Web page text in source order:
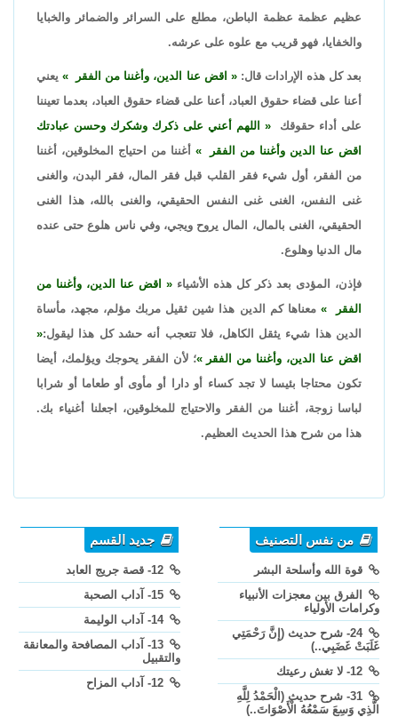
عظيم عظمة عظمة الباطن، مطلع على السرائر والضمائر والخبايا
والخفايا، فهو قريب مع علوه على عرشه.
بعد كل هذه الإرادات قال: اقض عنا الدين، وأغننا من الفقر
يعني
أعنا على قضاء حقوق العباد، أعنا على قضاء حقوق العباد، بعدما تعيننا
على أداء حقوقك
اللهم أعني على ذكرك وشكرك وحسن عبادتك
اقض عنا الدين وأغننا من الفقر
أغننا من احتياج المخلوقين، أغننا
من الفقر، أول شيء فقر القلب قبل فقر المال، فقر البدن، والغنى
غنى النفس، الغنى غنى النفس الحقيقي، والغنى بالله، هذا الغنى
الحقيقي، الغنى بالمال، المال يروح ويجي، وفي ناس هلوع حتى عنده
مال الدنيا وهلوع.
فإذن، المؤدى بعد ذكر كل هذه الأشياء
اقض عنا الدين، وأغننا من
الفقر
معناها كم الدين هذا شين ثقيل مربك مؤلم، مجهد، مأساة
الدين هذا شيء يثقل الكاهل، فلا تتعجب أنه حشد كل هذا ليقول:
اقض عنا الدين، وأغننا من الفقر ؛ لأن الفقر يحوجك ويؤلمك، أيضا
تكون محتاجا بئيسا لا تجد كساء أو دارا أو مأوى أو طعاما أو شرابا
لباسا زوجة، أغننا من الفقر والاحتياج للمخلوقين، اجعلنا أغنياء بك.
هذا من شرح هذا الحديث العظيم.
من نفس التصنيف
قوة الله وأسلحة البشر
الفرق بين معجزات الأنبياء
وكرامات الأولياء
24- شرح حديث (إِنَّ رَحْمَتِي
غَلَبَتْ غَضَبِي..)
31- شرح حديث (الْحَمْدُ لِلَّهِ
الَّذِي وَسِعَ سَمْعُهُ الْأَصْوَاتَ..)
جديد القسم
14- آداب الوليمة
13- آداب المصافحة والمعانقة
والتقبيل